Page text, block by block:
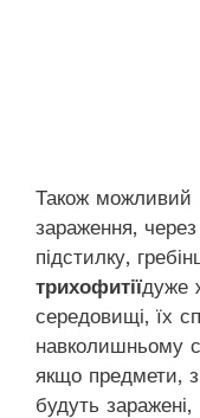
Також можливий
зараження,
підстилку,
трихофитіїдуже
середовищі, їх
навколишньому
якщо предмети,
будуть